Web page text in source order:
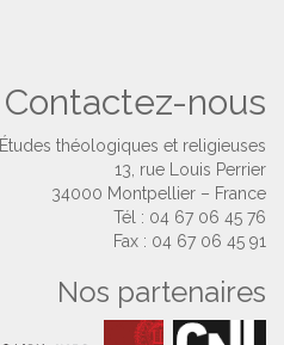
Contactez-nous
Études théologiques et religieuses
13, rue Louis Perrier
34000 Montpellier – France
Tél : 04 67 06 45 76
Fax : 04 67 06 45 91
Nos partenaires